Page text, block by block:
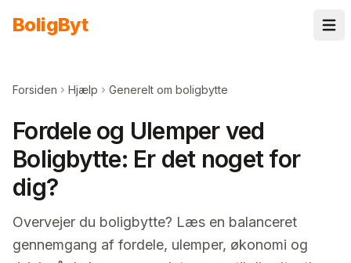
BoligByt
Forsiden Hjælp Generelt om boligbytte
Fordele og Ulemper ved
Boligbytte: Er det noget for
dig?
Overvejer du boligbytte? Læs en balanceret
gennemgang af fordele, ulemper, økonomi og